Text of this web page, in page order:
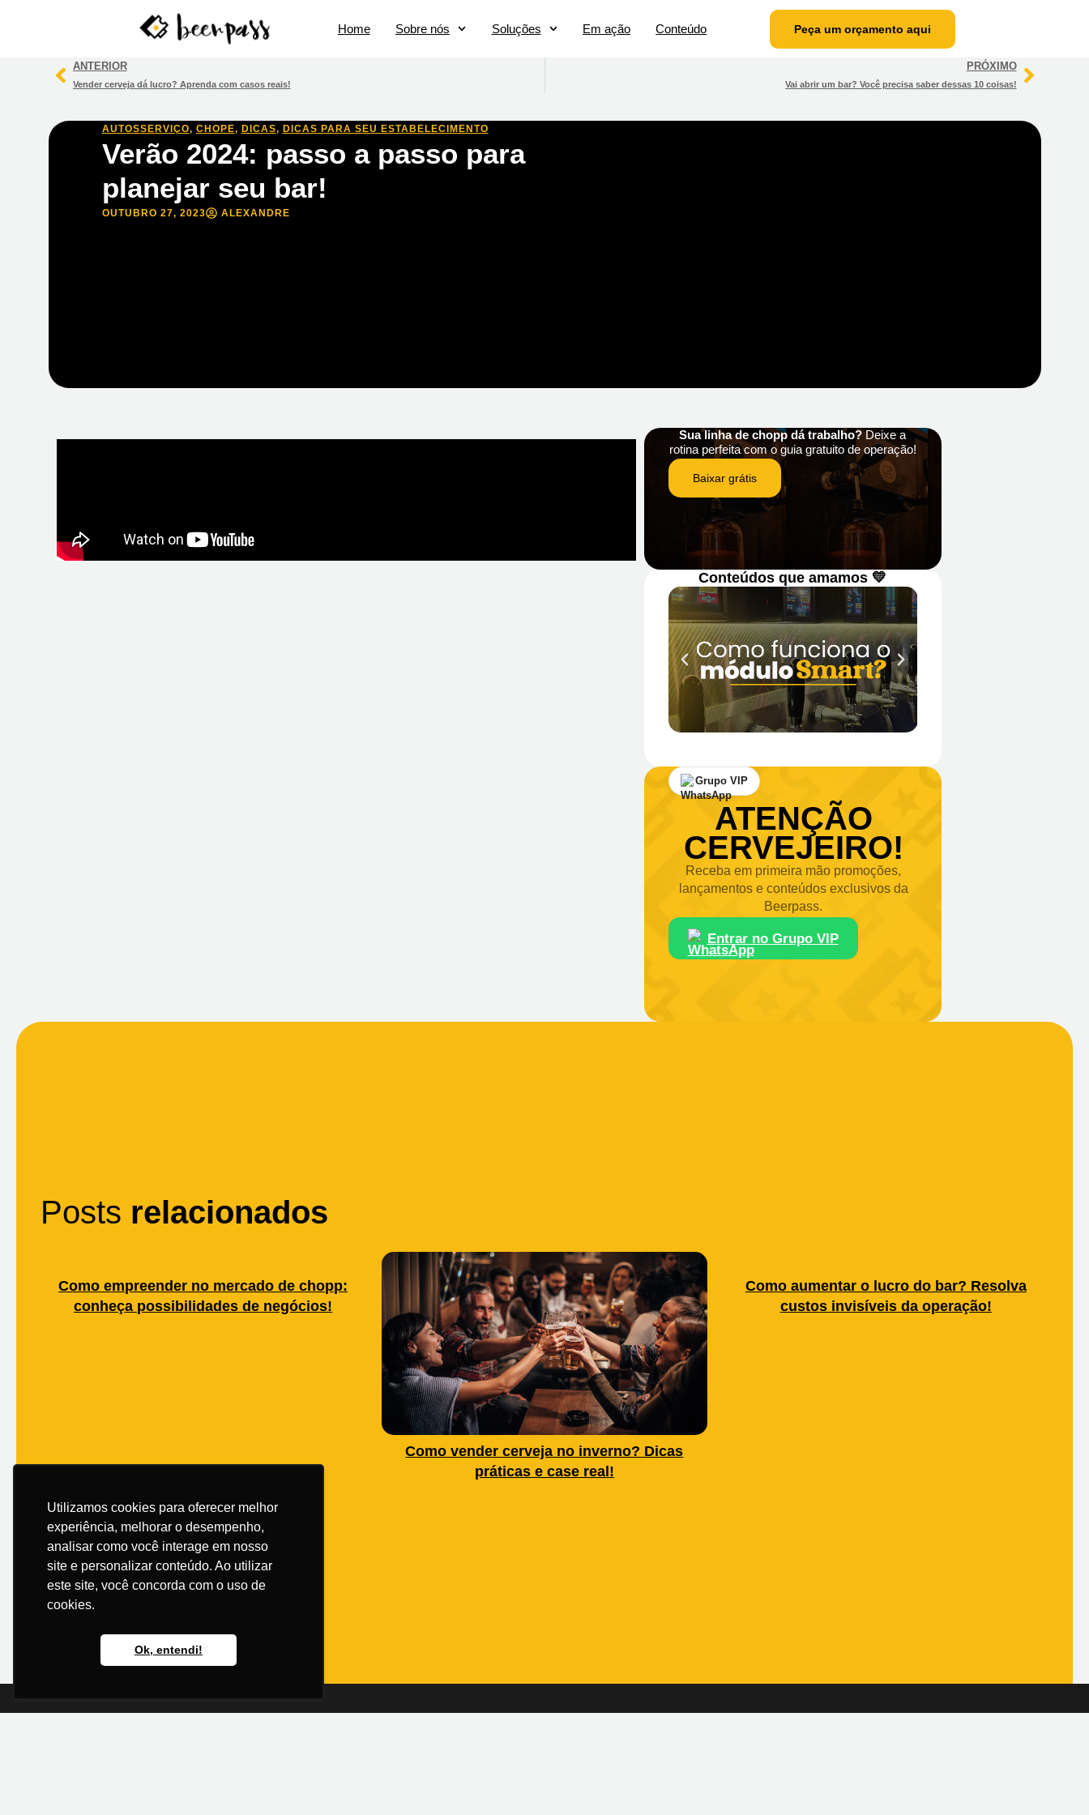
Utilizamos cookies para oferecer melhor
experiência, melhorar o desempenho,
analisar como você interage em nosso
site e personalizar conteúdo. Ao utilizar
este site, você concorda com o uso de
cookies.
Ok, entendi!
Home Sobre nós Soluções Em ação Conteúdo Peça um orçamento aqui
ANTERIOR
Vender cerveja dá lucro? Aprenda com casos reais!
PRÓXIMO
Vai abrir um bar? Você precisa saber dessas 10 coisas!
AUTOSSERVIÇO, CHOPE, DICAS, DICAS PARA SEU ESTABELECIMENTO
Verão 2024: passo a passo para
planejar seu bar!
OUTUBRO 27, 2023 ALEXANDRE
Sua linha de chopp dá trabalho?Deixe a
rotina perfeita com o guia gratuito de operação!
Baixar grátis
Conteúdos que amamos 💛
Grupo VIP
ATENÇÃO
CERVEJEIRO!
Receba em primeira mão promoções,
lançamentos e conteúdos exclusivos da
Beerpass.
Entrar no Grupo VIP
Posts relacionados
Como empreender no mercado de chopp:
conheça possibilidades de negócios!
Como vender cerveja no inverno? Dicas
práticas e case real!
Como aumentar o lucro do bar? Resolva
custos invisíveis da operação!